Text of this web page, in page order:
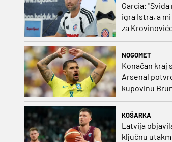
Garcia:
igra Istra, a
za
Guillamonom.
NOGOMET
Konačan kraj
Arsenal
kupovinu
KOŠARKA
Latvija
ključnu